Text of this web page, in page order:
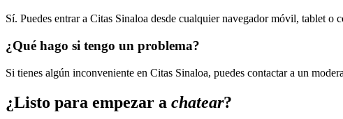
Sí. Puedes entrar a Citas Sinaloa desde cualquier navegador móvil, tablet o
¿Qué hago si tengo un problema?
Si tienes algún inconveniente en Citas Sinaloa, puedes contactar a un
¿Listo para empezar a chatear?